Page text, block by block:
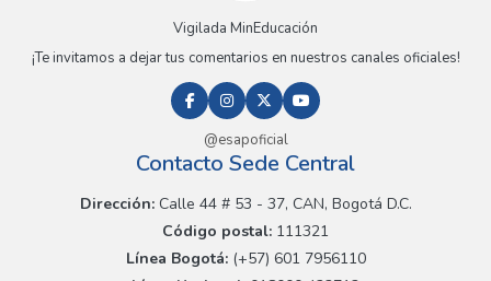
Vigilada MinEducación
¡Te invitamos a dejar tus comentarios en nuestros canales oficiales!
@esapoficial
Contacto Sede Central
Dirección:Calle 44 # 53 - 37, CAN, Bogotá D.C.
Código postal: 111321
Línea Bogotá:(+57) 601 7956110